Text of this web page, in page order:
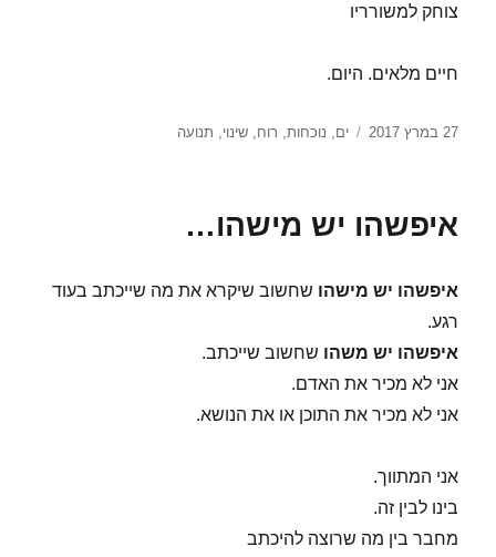
צוחק למשורריו
חיים מלאים. היום.
פורסם
27 במרץ 2017 תגיות
ים, נוכחות, רוח,שינוי, תנועה
איפשהו יש מישהו…
איפשהו יש מישהו שחשוב שיקרא את מה שייכתב בעוד
רגע.
איפשהו יש משהו שחשוב שייכתב.
אני לא מכיר את האדם.
אני לא מכיר את התוכן או את הנושא.
אני המתווך.
בינו לבין זה.
מחבר בין מה שרוצה להיכתב